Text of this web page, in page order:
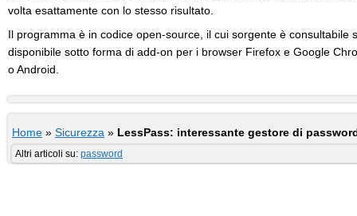
volta esattamente con lo stesso risultato.
Il programma è in codice open-source, il cui sorgente è consultabile
disponibile sotto forma di add-on per i browser Firefox e Google
o Android.
Home » Sicurezza » LessPass: interessante gestore di
Altri articoli su: password